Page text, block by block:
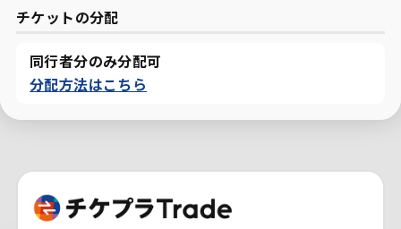
チケットの分配
同行者分のみ分配可
分配方法はこちら